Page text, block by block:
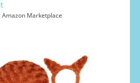
Amazon Marketplace